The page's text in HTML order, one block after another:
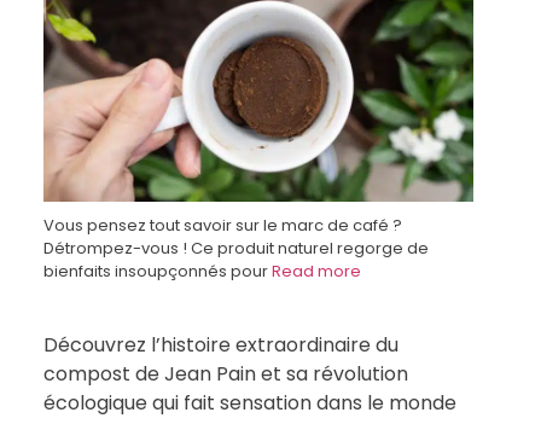
Vous pensez tout savoir sur le marc de café ?
Détrompez-vous ! Ce produit naturel regorge de
bienfaits insoupçonnés pourRead more
Découvrez l’histoire extraordinaire du
compost de Jean Pain et sa révolution
écologique qui fait sensation dans le monde